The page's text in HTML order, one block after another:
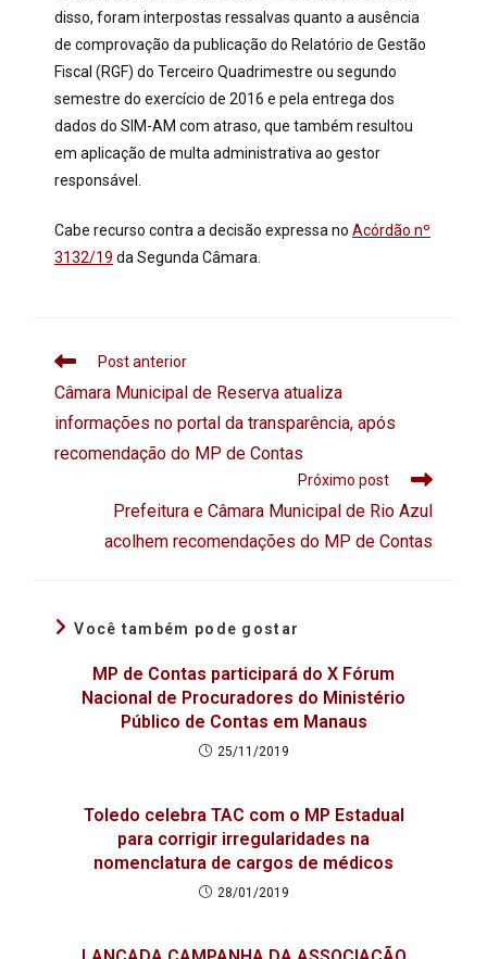
disso, foram interpostas ressalvas quanto a ausência
de comprovação da publicação do Relatório de Gestão
Fiscal (RGF) do Terceiro Quadrimestre ou segundo
semestre do exercício de 2016 e pela entrega dos
dados do SIM-AM com atraso, que também resultou
em aplicação de multa administrativa ao gestor
responsável.
Cabe recurso contra a decisão expressa no Acórdão nº
3132/19 da Segunda Câmara.
Post anterior
Câmara Municipal de Reserva atualiza
informações no portal da transparência, após
recomendação do MP de Contas
Próximo post
Prefeitura e Câmara Municipal de Rio Azul
acolhem recomendações do MP de Contas
Você também pode gostar
MP de Contas participará do X Fórum
Nacional de Procuradores do Ministério
Público de Contas em Manaus
25/11/2019
Toledo celebra TAC com o MP Estadual
para corrigir irregularidades na
nomenclatura de cargos de médicos
28/01/2019